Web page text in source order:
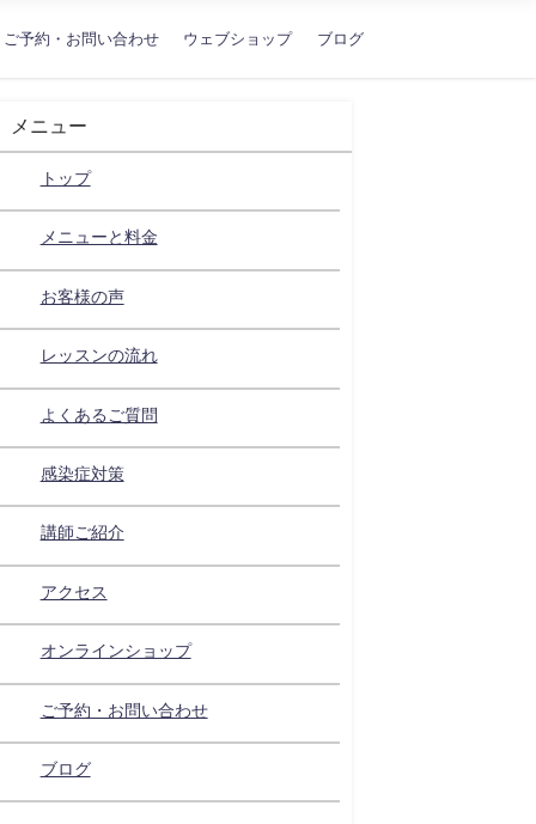
ご予約・お問い合わせ ウェブショップ ブログ
メニュー
トップ
メニューと料金
お客様の声
レッスンの流れ
よくあるご質問
感染症対策
講師ご紹介
アクセス
オンラインショップ
ご予約・お問い合わせ
ブログ